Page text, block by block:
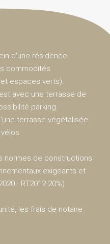
d'une résidence
commodités
espaces verts).
avec une terrasse de
parking.
terrasse végétalisée
normes de constructions
exigeants et
- RT2012-20%)
les frais de notaire